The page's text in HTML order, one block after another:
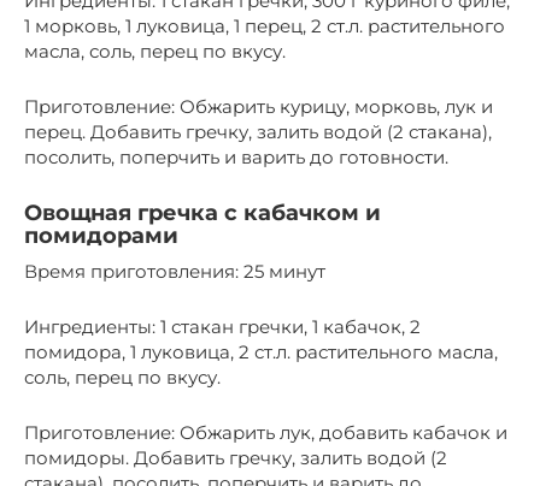
1 морковь, 1 луковица, 1 перец, 2 ст.л. растительного
масла, соль, перец по вкусу.
Приготовление: Обжарить курицу, морковь, лук и
перец. Добавить гречку, залить водой (2 стакана),
посолить, поперчить и варить до готовности.
Овощная гречка с кабачком и
помидорами
Время приготовления: 25 минут
Ингредиенты: 1 стакан гречки, 1 кабачок, 2
помидора, 1 луковица, 2 ст.л. растительного масла,
соль, перец по вкусу.
Приготовление: Обжарить лук, добавить кабачок и
помидоры. Добавить гречку, залить водой (2